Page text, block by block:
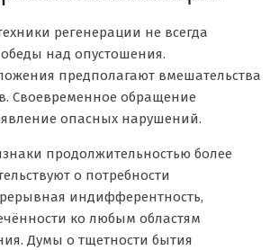
регенерации не всегда
над опустошения.
предполагают вмешательства
Своевременное обращение
опасных нарушений.
продолжительностью более
о потребности
индифферентность,
ко любым областям
Думы о тщетности бытия